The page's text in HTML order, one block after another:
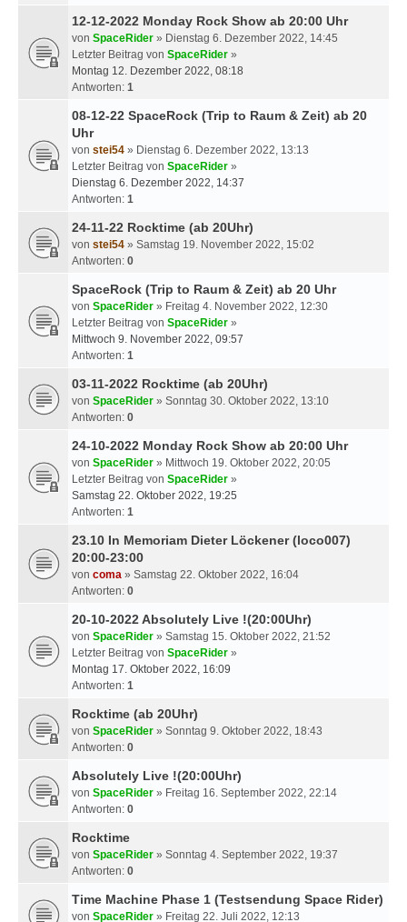
12-12-2022 Monday Rock Show ab 20:00 Uhr
von SpaceRider » Dienstag 6. Dezember 2022, 14:45
Letzter Beitrag von SpaceRider »
Montag 12. Dezember 2022, 08:18
Antworten: 1
08-12-22 SpaceRock (Trip to Raum & Zeit) ab 20
Uhr
von stei54 » Dienstag 6. Dezember 2022, 13:13
Letzter Beitrag von SpaceRider »
Dienstag 6. Dezember 2022, 14:37
Antworten: 1
24-11-22 Rocktime (ab 20Uhr)
von stei54 » Samstag 19. November 2022, 15:02
Antworten: 0
SpaceRock (Trip to Raum & Zeit) ab 20 Uhr
von SpaceRider » Freitag 4. November 2022, 12:30
Letzter Beitrag von SpaceRider »
Mittwoch 9. November 2022, 09:57
Antworten: 1
03-11-2022 Rocktime (ab 20Uhr)
von SpaceRider » Sonntag 30. Oktober 2022, 13:10
Antworten: 0
24-10-2022 Monday Rock Show ab 20:00 Uhr
von SpaceRider » Mittwoch 19. Oktober 2022, 20:05
Letzter Beitrag von SpaceRider »
Samstag 22. Oktober 2022, 19:25
Antworten: 1
23.10 In Memoriam Dieter Löckener (loco007)
20:00-23:00
von coma » Samstag 22. Oktober 2022, 16:04
Antworten: 0
20-10-2022 Absolutely Live !(20:00Uhr)
von SpaceRider » Samstag 15. Oktober 2022, 21:52
Letzter Beitrag von SpaceRider »
Montag 17. Oktober 2022, 16:09
Antworten: 1
Rocktime (ab 20Uhr)
von SpaceRider » Sonntag 9. Oktober 2022, 18:43
Antworten: 0
Absolutely Live !(20:00Uhr)
von SpaceRider » Freitag 16. September 2022, 22:14
Antworten: 0
Rocktime
von SpaceRider » Sonntag 4. September 2022, 19:37
Antworten: 0
Time Machine Phase 1 (Testsendung Space Rider)
von SpaceRider » Freitag 22. Juli 2022, 12:13